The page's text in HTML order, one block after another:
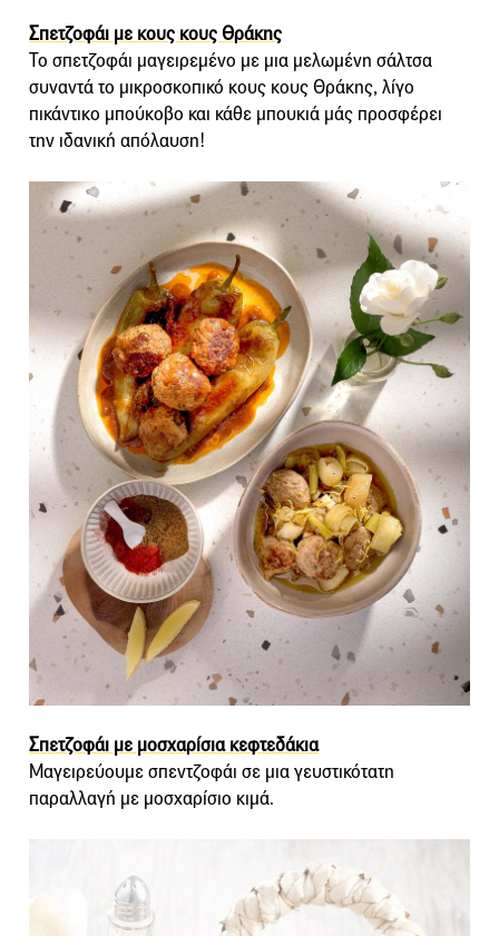
Σπετζοφάι με κους κους Θράκης
Το σπετζοφάι μαγειρεμένο με μια μελωμένη σάλτσα
συναντά το μικροσκοπικό κους κους Θράκης, λίγο
πικάντικο μπούκοβο και κάθε μπουκιά μάς προσφέρει
την ιδανική απόλαυση!
Σπετζοφάι με μοσχαρίσια κεφτεδάκια
Μαγειρεύουμε σπεντζοφάι σε μια γευστικότατη
παραλλαγή με μοσχαρίσιο κιμά.